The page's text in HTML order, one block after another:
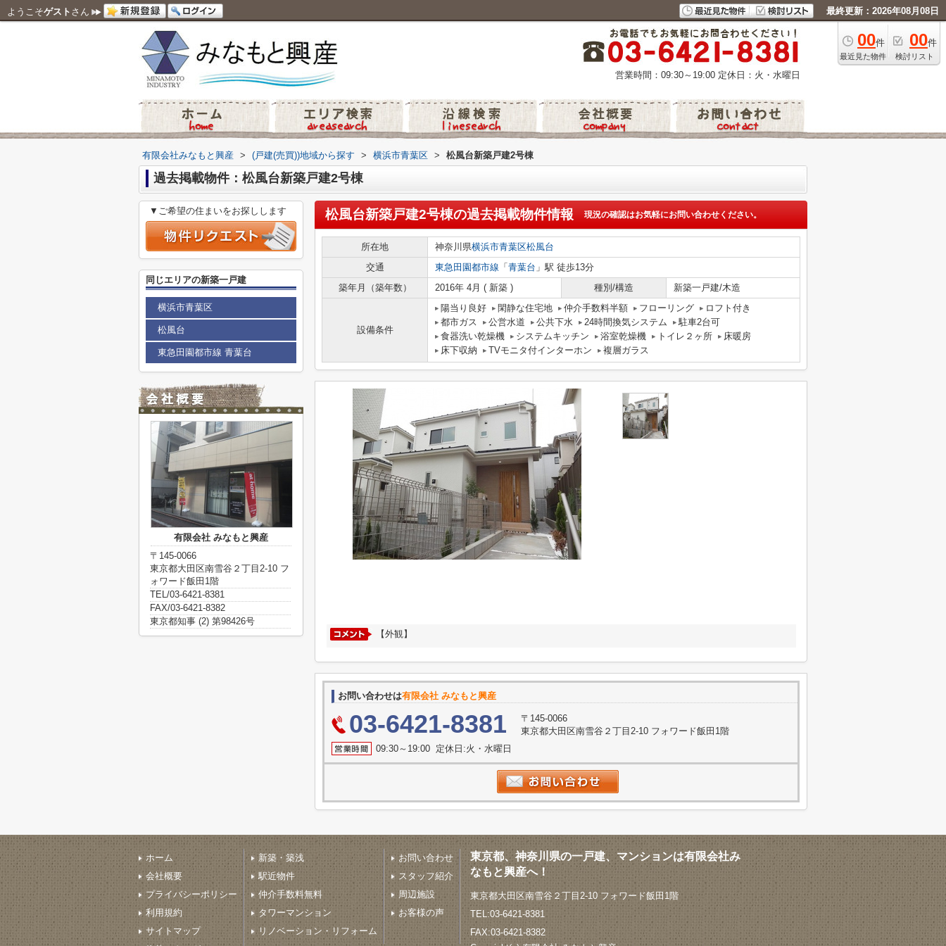
ようこそゲスト さん 最終更新：2026年08月08日
00件
最近見た物件
00件
検討リスト
営業時間：09:30～19:00 定休日：火・水曜日
有限会社みなもと興産 > (戸建(売買))地域から探す > 横浜市青葉区 > 松風台新築戸建2号棟
過去掲載物件：松風台新築戸建2号棟
松風台新築戸建2号棟の過去掲載物件情報 現況の確認はお気軽にお問い合わせください。
所在地 神奈川県横浜市青葉区松風台
交通
東急田園都市線 「 青葉台 」駅 徒歩13分
築年月（築年数）
2016年 4月 ( 新築 ) 種別/構造 新築一戸建/木造
設備条件
陽当り良好 閑静な住宅地 仲介手数料半額 フローリング
ロフト付き
都市ガス
公営水道 公共下水 24時間換気システム
駐車2台可
食器洗い乾燥機
システムキッチン 浴室乾燥機 トイレ２ヶ所
床暖房
床下収納
TVモニタ付インターホン 複層ガラス
【外観】
お問い合わせは有限会社 みなもと興産
03-6421-8381
〒145-0066
東京都大田区南雪谷２丁目2-10 フォワード飯田1階
09:30～19:00 定休日:火・水曜日
▼ご希望の住まいをお探しします
同じエリアの新築一戸建
横浜市青葉区
松風台
東急田園都市線 青葉台
有限会社 みなもと興産
〒145-0066
東京都大田区南雪谷２丁目2-10 フ
ォワード飯田1階
TEL/03-6421-8381
FAX/03-6421-8382
東京都知事 (2) 第98426号
ホーム
会社概要
プライバシーポリシー
利用規約
サイトマップ
新築・築浅
駅近物件
仲介手数料無料
タワーマンション
リノベーション・リフォーム
お問い合わせ
スタッフ紹介
周辺施設
お客様の声
東京都、神奈川県の一戸建、マンションは有限会社み
なもと興産へ！
東京都大田区南雪谷２丁目2-10 フォワード飯田1階
TEL:03-6421-8381
FAX:03-6421-8382